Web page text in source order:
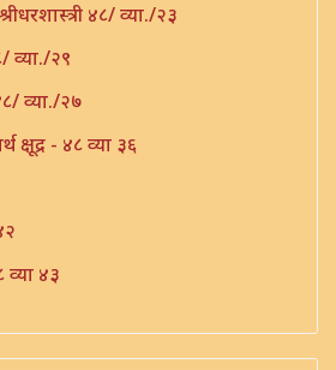
४८/ व्या./२३
व्या./२९
व्या./२७
क्षूद्र - ४८ व्या ३६
व्या ४३